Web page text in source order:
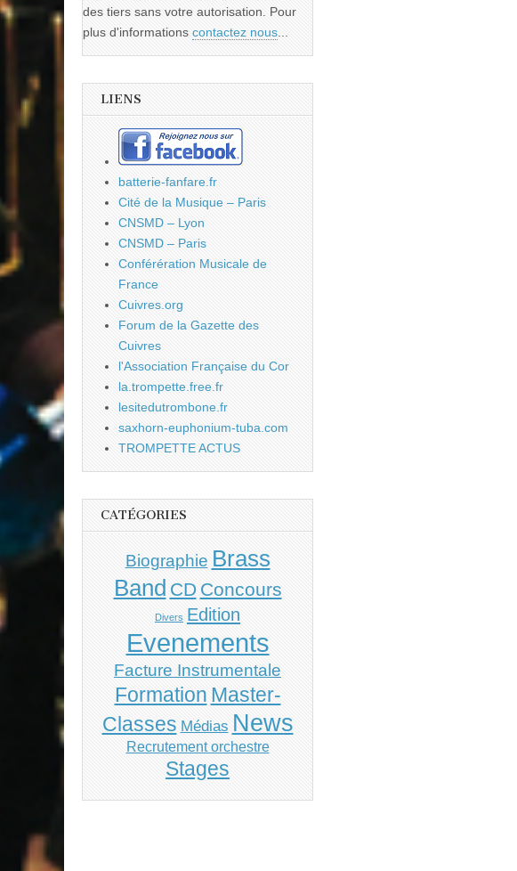
des tiers sans votre autorisation. Pour
plus d'informations contactez nous...
LIENS
batterie-fanfare.fr
Cité de la Musique – Paris
CNSMD – Lyon
CNSMD – Paris
Conférération Musicale de
France
Cuivres.org
Forum de la Gazette des
Cuivres
l'Association Française du Cor
la.trompette.free.fr
lesitedutrombone.fr
saxhorn-euphonium-tuba.com
TROMPETTE ACTUS
CATÉGORIES
Biographie Brass
Band CD Concours
Divers Edition
Evenements
Facture Instrumentale
Formation Master-
Classes Médias News
Recrutement orchestre
Stages